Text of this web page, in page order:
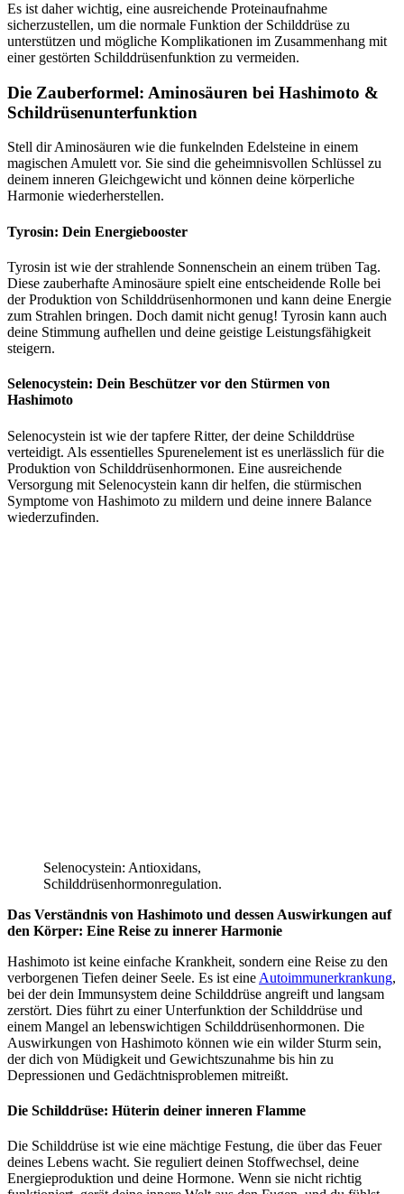
Es ist daher wichtig, eine ausreichende Proteinaufnahme
sicherzustellen, um die normale Funktion der Schilddrüse zu
unterstützen und mögliche Komplikationen im Zusammenhang mit
einer gestörten Schilddrüsenfunktion zu vermeiden.
Die Zauberformel: Aminosäuren bei Hashimoto &
Schildrüsenunterfunktion
Stell dir Aminosäuren wie die funkelnden Edelsteine in einem
magischen Amulett vor. Sie sind die geheimnisvollen Schlüssel zu
deinem inneren Gleichgewicht und können deine körperliche
Harmonie wiederherstellen.
Tyrosin: Dein Energiebooster
Tyrosin ist wie der strahlende Sonnenschein an einem trüben Tag.
Diese zauberhafte Aminosäure spielt eine entscheidende Rolle bei
der Produktion von Schilddrüsenhormonen und kann deine Energie
zum Strahlen bringen. Doch damit nicht genug! Tyrosin kann auch
deine Stimmung aufhellen und deine geistige Leistungsfähigkeit
steigern.
Selenocystein: Dein Beschützer vor den Stürmen von
Hashimoto
Selenocystein ist wie der tapfere Ritter, der deine Schilddrüse
verteidigt. Als essentielles Spurenelement ist es unerlässlich für die
Produktion von Schilddrüsenhormonen. Eine ausreichende
Versorgung mit Selenocystein kann dir helfen, die stürmischen
Symptome von Hashimoto zu mildern und deine innere Balance
wiederzufinden.
Selenocystein: Antioxidans,
Schilddrüsenhormonregulation.
Das Verständnis von Hashimoto und dessen Auswirkungen auf
den Körper: Eine Reise zu innerer Harmonie
Hashimoto ist keine einfache Krankheit, sondern eine Reise zu den
verborgenen Tiefen deiner Seele. Es ist eine Autoimmunerkrankung,
bei der dein Immunsystem deine Schilddrüse angreift und langsam
zerstört. Dies führt zu einer Unterfunktion der Schilddrüse und
einem Mangel an lebenswichtigen Schilddrüsenhormonen. Die
Auswirkungen von Hashimoto können wie ein wilder Sturm sein,
der dich von Müdigkeit und Gewichtszunahme bis hin zu
Depressionen und Gedächtnisproblemen mitreißt.
Die Schilddrüse: Hüterin deiner inneren Flamme
Die Schilddrüse ist wie eine mächtige Festung, die über das Feuer
deines Lebens wacht. Sie reguliert deinen Stoffwechsel, deine
Energieproduktion und deine Hormone. Wenn sie nicht richtig